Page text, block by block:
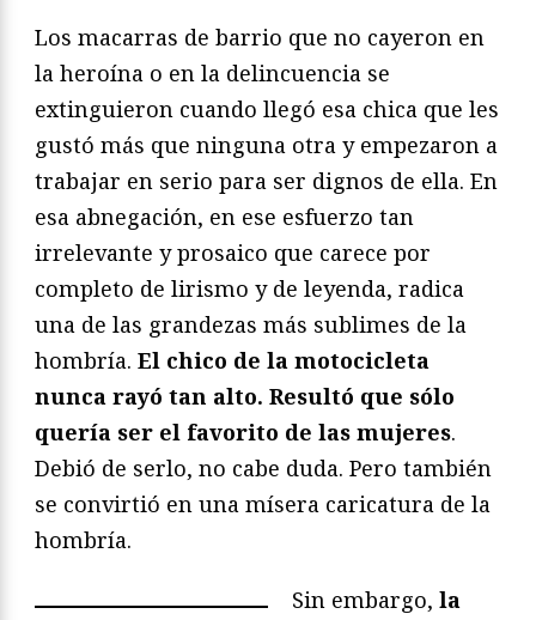
Los macarras de barrio que no cayeron en
la heroína o en la delincuencia se
extinguieron cuando llegó esa chica que les
gustó más que ninguna otra y empezaron a
trabajar en serio para ser dignos de ella. En
esa abnegación, en ese esfuerzo tan
irrelevante y prosaico que carece por
completo de lirismo y de leyenda, radica
una de las grandezas más sublimes de la
hombría. El chico de la motocicleta
nunca rayó tan alto. Resultó que sólo
quería ser el favorito de las mujeres.
Debió de serlo, no cabe duda. Pero también
se convirtió en una mísera caricatura de la
hombría.
Sin embargo, la